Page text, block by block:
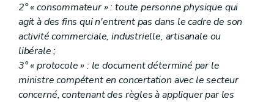
2° « consommateur » : toute personne physique qui
agit à des fins qui n'entrent pas dans le cadre de son
activité commerciale, industrielle, artisanale ou
libérale ;
3° « protocole » : le document déterminé par le
ministre compétent en concertation avec le secteur
concerné, contenant des règles à appliquer par les